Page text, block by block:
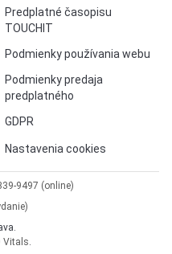
Predplatné časopisu
TOUCHIT
Podmienky používania webu
Podmienky predaja
predplatného
GDPR
Nastavenia cookies
9497 (online)
Vitals